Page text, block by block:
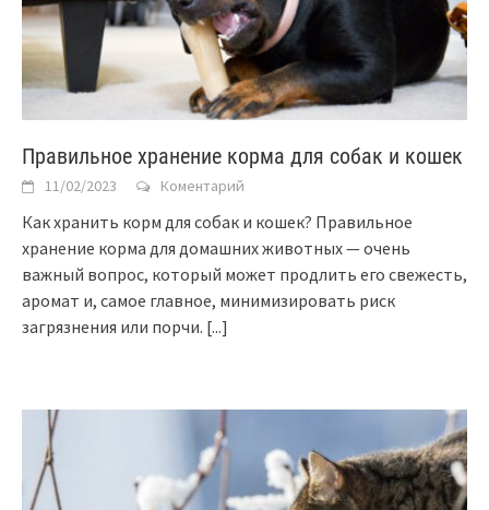
Правильное хранение корма для собак и кошек
11/02/2023 Коментарий
Как хранить корм для собак и кошек? Правильное
хранение корма для домашних животных — очень
важный вопрос, который может продлить его свежесть,
аромат и, самое главное, минимизировать риск
загрязнения или порчи. [...]